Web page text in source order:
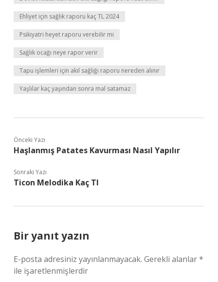
Ehliyet için sağlık raporu kaç TL 2024
Psikiyatri heyet raporu verebilir mi
Sağlık ocağı neye rapor verir
Tapu işlemleri için akıl sağlığı raporu nereden alınır
Yaşlılar kaç yaşından sonra mal satamaz
Önceki Yazı
Haşlanmış Patates Kavurması Nasıl Yapılır
Sonraki Yazı
Ticon Melodika Kaç Tl
Bir yanıt yazın
E-posta adresiniz yayınlanmayacak. Gerekli alanlar*
ile işaretlenmişlerdir